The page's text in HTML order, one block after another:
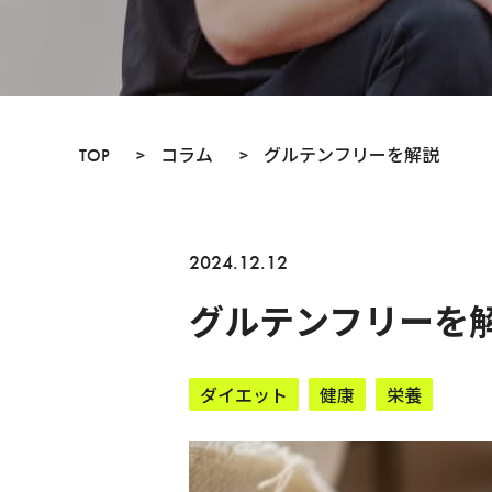
TOP > コラム > グルテンフリーを解説
2024.12.12
グルテンフリーを
ダイエット 健康 栄養